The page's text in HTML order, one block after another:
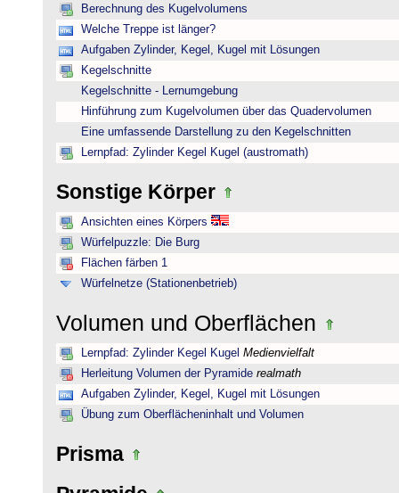
Berechnung des Kugelvolumens
Welche Treppe ist länger?
Aufgaben Zylinder, Kegel, Kugel mit Lösungen
Kegelschnitte
Kegelschnitte - Lernumgebung
Hinführung zum Kugelvolumen über das Quadervolumen
Eine umfassende Darstellung zu den Kegelschnitten
Lernpfad: Zylinder Kegel Kugel (austromath)
Sonstige Körper
Ansichten eines Körpers
Würfelpuzzle: Die Burg
Flächen färben 1
Würfelnetze (Stationenbetrieb)
Volumen und Oberflächen
Lernpfad: Zylinder Kegel Kugel Medienvielfalt
Herleitung Volumen der Pyramide realmath
Aufgaben Zylinder, Kegel, Kugel mit Lösungen
Übung zum Oberflächeninhalt und Volumen
Prisma